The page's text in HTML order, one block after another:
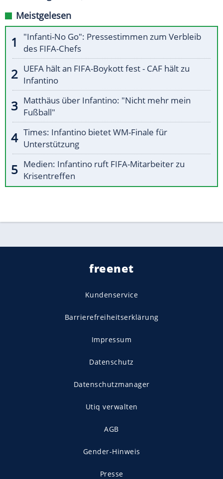
Meistgelesen
"Infanti-No Go": Pressestimmen zum Verbleib
des FIFA-Chefs
UEFA hält an FIFA-Boykott fest - CAF hält zu
Infantino
Matthäus über Infantino: "Nicht mehr mein
Fußball"
Times: Infantino bietet WM-Finale für
Unterstützung
Medien: Infantino ruft FIFA-Mitarbeiter zu
Krisentreffen
freenet
Kundenservice
Barrierefreiheitserklärung
Impressum
Datenschutz
Datenschutzmanager
Utiq verwalten
AGB
Gender-Hinweis
Presse